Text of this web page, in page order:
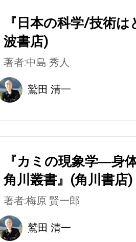
『日本の科学/技術
波書店)
著者:中島 秀人
鷲田 清一
『カミの現象学―身
角川叢書』(角川書店)
著者:梅原 賢一郎
鷲田 清一